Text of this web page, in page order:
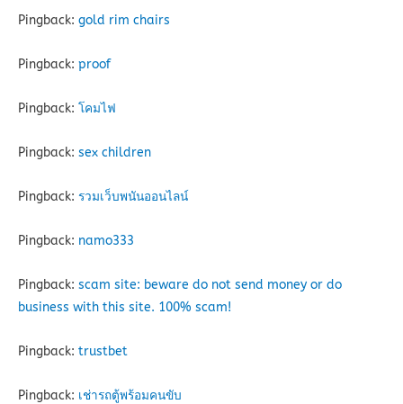
Pingback: gold rim chairs
Pingback: proof
Pingback: โคมไฟ
Pingback: sex children
Pingback: รวมเว็บพนันออนไลน์
Pingback: namo333
Pingback: scam site: beware do not send money or do
business with this site. 100% scam!
Pingback: trustbet
Pingback: เช่ารถตู้พร้อมคนขับ